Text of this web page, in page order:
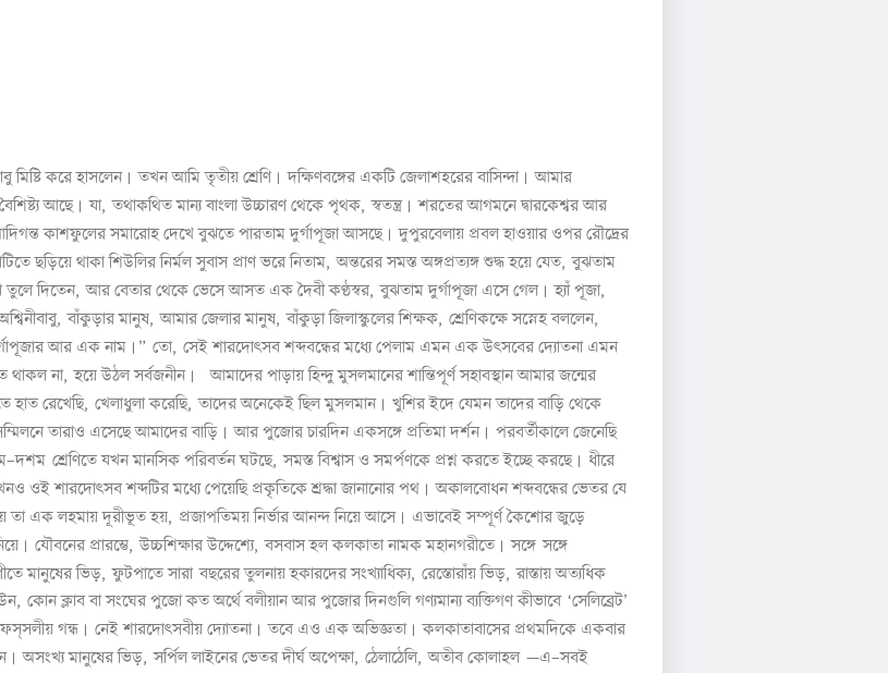
মিষ্টিকরেহাসলেন। তখনআমিতৃতীয়শ্রেণি । দক্ষিণবঙ্গের একটিজেলাশহরেরবাসিন্দা। আমার
বৈশিষ্ট্যআছে । যা,তথাকথিতমান্যবাংলাউচ্চারণথেকেপৃথক,স্বতন্ত্র। শরতেরআগমনেদ্বারকেশ্বরআর
কাশফুলেরসমারোহদেখেবুঝতেপারতামদুর্গাপূজাআসছে । দুপুরবেলায় প্রবলহাওয়ারওপররৌদ্রের
ছড়িয়েথাকাশিউলিরনির্মলসুবাস প্রাণভরেনিতাম,অন্তরেরসমস্তঅঙ্গপ্রত্যঙ্গশুদ্ধহয়েযেত,বুঝতাম
তুলেদিতেন,আরবেতারথেকেভেসেআসত একদৈবীকণ্ঠস্বর,বুঝতামদুর্গাপূজা এসেগেল। হ্যাঁপূজা,
,বাঁকুড়ারমানুষ,আমারজেলারমানুষ,বাঁকুড়াজিলাস্কুলেরশিক্ষক, শ্রেণিকক্ষেসস্নেহবললেন,
আর একনাম । ” তো, সেইশারদোৎসবশব্দবন্ধেরমধ্যেপেলাম এমন একউৎসবেরদ্যোতনা এমন
থাকলনা,হয়েউঠলসর্বজনীন। আমাদেরপাড়ায়হিন্দুমুসলমানেরশান্তিপূর্ণসহাবস্থানআমারজন্মের
হাতরেখেছি, খেলাধুলাকরেছি,তাদেরঅনেকেইছিলমুসলমান। খুশিরইদেযেমনতাদেরবাড়িথেকে
তারাও এসেছেআমাদেরবাড়ি । আরপুজোরচারদিন একসঙ্গে প্রতিমাদর্শন। পরবর্তীকালেজেনেছি
–দশম শ্রেণিতেযখনমানসিকপরিবর্তনঘটছে,সমস্তবিশ্বাসও সমর্পণকে প্রশ্নকরতেইচ্ছেকরছে । ধীরে
ওইশারদোৎসবশব্দটিরমধ্যেপেয়েছি প্রকৃতিকেশ্রদ্ধাজানানোরপথ । অকালবোধনশব্দবন্ধেরভেতরযে
তা একলহমায়দূরীভূতহয়, প্রজাপতিময়নির্ভারআনন্দনিয়েআসে। এভাবেইসম্পূর্ণকৈশোরজুড়ে
। যৌবনের প্রারম্ভে,উচ্চশিক্ষারউদ্দেশ্যে,বসবাসহলকলকাতানামকমহানগরীতে। সঙ্গে সঙ্গে
মানুষেরভিড়,ফুটপাতেসারা বছরেরতুলনায়হকারদেরসংখ্যাধিক্য, রেস্তোরাঁয়ভিড়,রাস্তায়অত্যধিক
, কোনক্লাববাসংঘেরপুজোকতঅর্থেবলীয়ানআরপুজোরদিনগুলিগণ্যমান্যব্যক্তিগণকীভাবে‘সেলিব্রেট’
সলীয়গন্ধ । নেইশারদোৎসবীয়দ্যোতনা। তবে এও একঅভিজ্ঞতা। কলকাতাবাসের প্রথমদিকে একবার
। অসংখ্যমানুষেরভিড়,সর্পিললাইনেরভেতরদীর্ঘঅপেক্ষা, ঠেলাঠেলি,অতীবকোলাহল—এ–সবই